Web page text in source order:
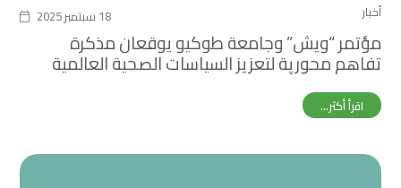
أخبار 18 سبتمبر 2025
مؤتمر “ويش” وجامعة طوكيو يوقعان مذكرة
تفاهم محورية لتعزيز السياسات الصحية العالمية
خلال معرض أوساكا إكسبو
اقرأ أكثر...